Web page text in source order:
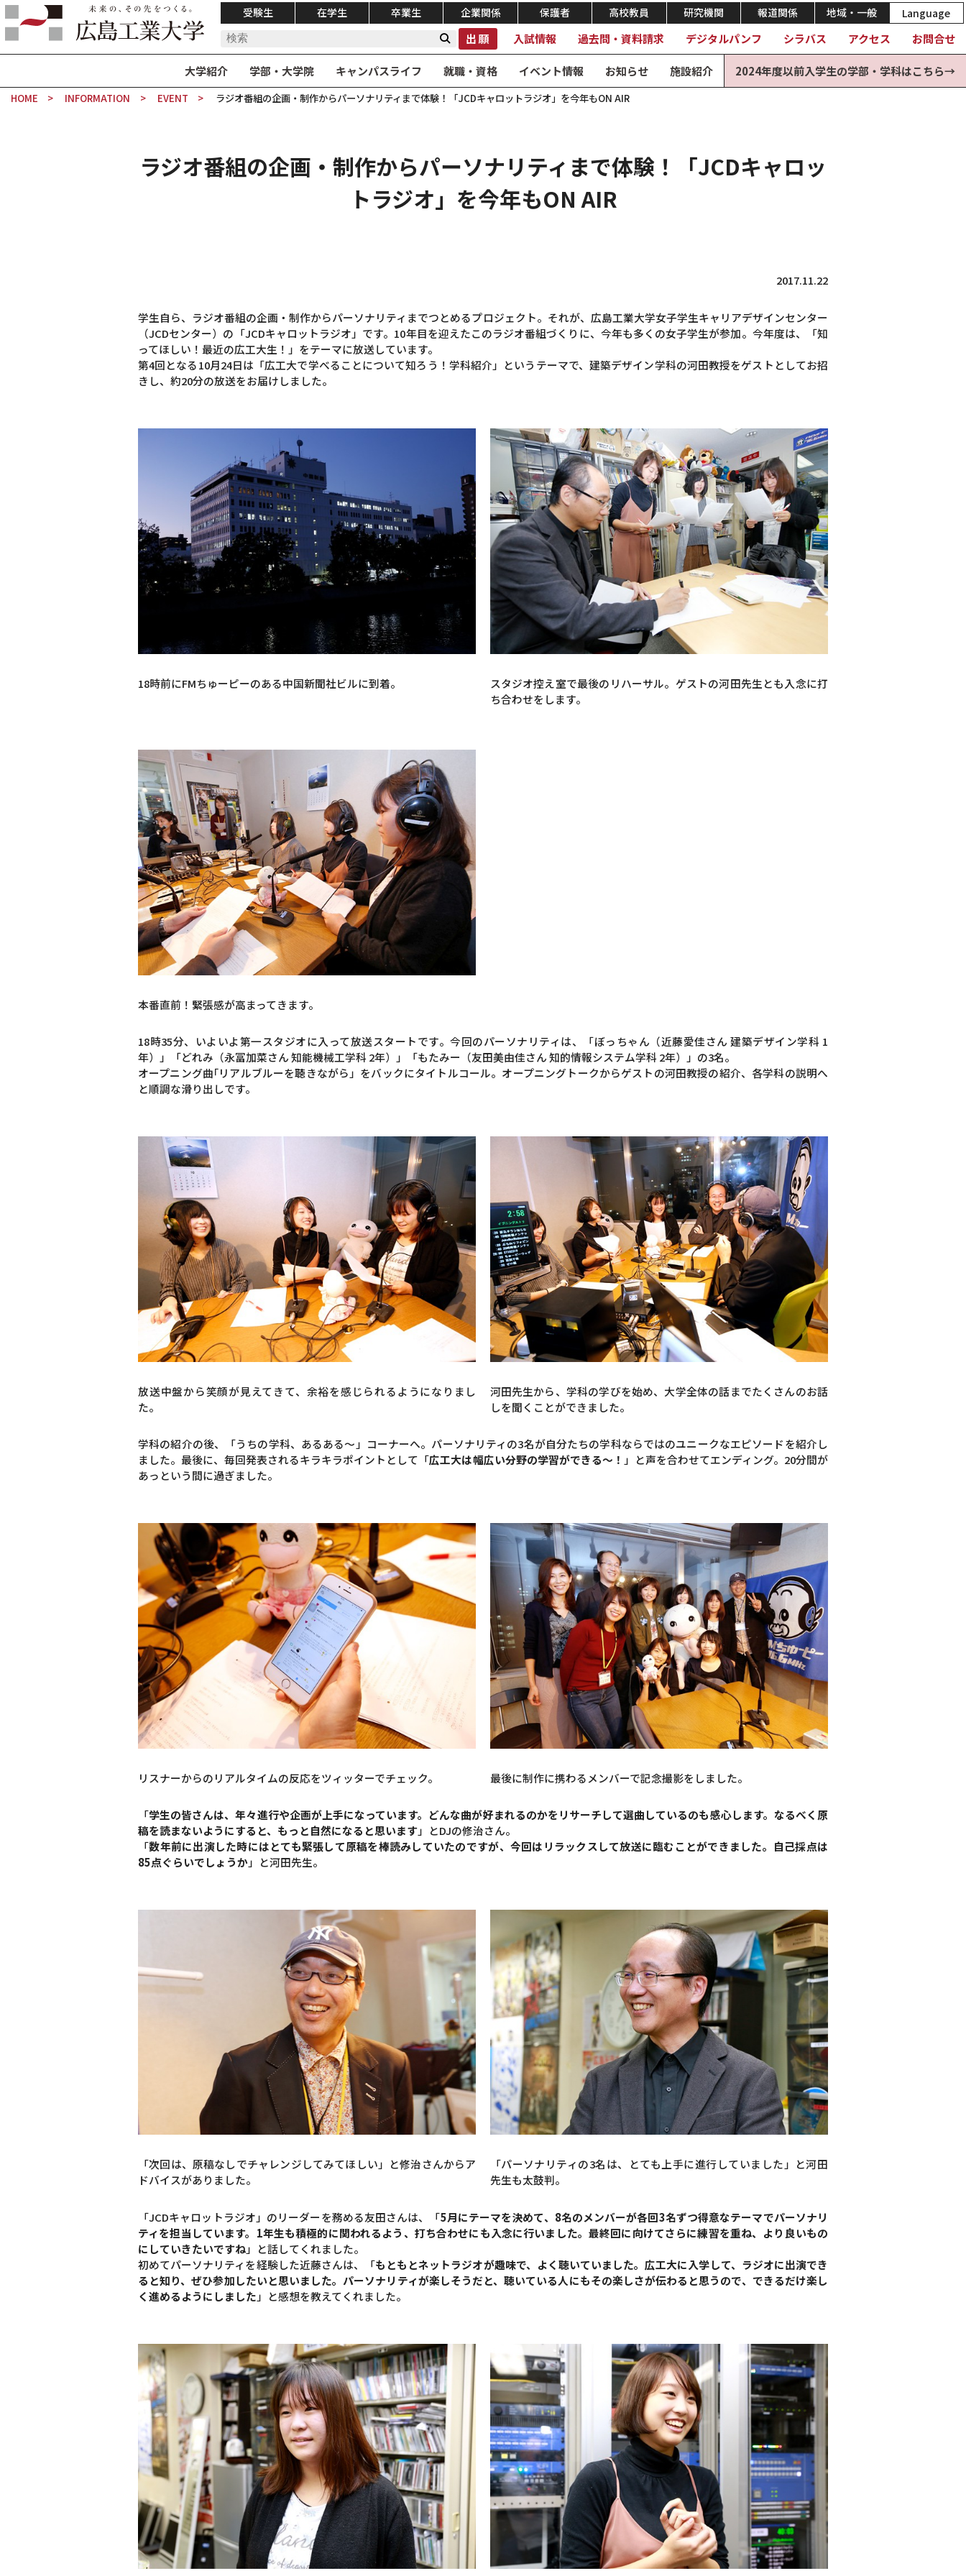
受験生 在学生 卒業生 企業関係 保護者 高校教員 研究機関 報道関係 地域・一般 Language
出願 入試情報 過去問・資料請求 デジタルパンフ シラバス アクセス お問合せ
大学紹介 学部・大学院 キャンパスライフ 就職・資格 イベント情報 お知らせ 施設紹介 2024年度以前入学生の学部・学科はこちら→
HOME INFORMATION EVENT ラジオ番組の企画・制作からパーソナリティまで体験！「JCDキャロットラジオ」を今年もON AIR
ラジオ番組の企画・制作からパーソナリティまで体験！「JCDキャロッ
トラジオ」を今年もON AIR
2017.11.22
学生自ら、ラジオ番組の企画・制作からパーソナリティまでつとめるプロジェクト。それが、広島工業大学女子学生キャリアデザインセンター
（JCDセンター）の「JCDキャロットラジオ」です。10年目を迎えたこのラジオ番組づくりに、今年も多くの女子学生が参加。今年度は、「知
ってほしい！最近の広工大生！」をテーマに放送しています。
第4回となる10月24日は「広工大で学べることについて知ろう！学科紹介」というテーマで、建築デザイン学科の河田教授をゲストとしてお招
きし、約20分の放送をお届けしました。
18時前にFMちゅーピーのある中国新聞社ビルに到着。
スタジオ控え室で最後のリハーサル。ゲストの河田先生とも入念に打
ち合わせをします。
本番直前！緊張感が高まってきます。
18時35分、いよいよ第一スタジオに入って放送スタートです。今回のパーソナリティは、「ぼっちゃん（近藤愛佳さん 建築デザイン学科 1
年）」「どれみ（永冨加菜さん 知能機械工学科 2年）」「もたみー（友田美由佳さん 知的情報システム学科 2年）」の3名。
オープニング曲｢リアルブルーを聴きながら」をバックにタイトルコール。オープニングトークからゲストの河田教授の紹介、各学科の説明へ
と順調な滑り出しです。
放送中盤から笑顔が見えてきて、余裕を感じられるようになりまし
た。
河田先生から、学科の学びを始め、大学全体の話までたくさんのお話
しを聞くことができました。
学科の紹介の後、「うちの学科、あるある～」コーナーへ。パーソナリティの3名が自分たちの学科ならではのユニークなエピソードを紹介し
ました。最後に、毎回発表されるキラキラポイントとして「広工大は幅広い分野の学習ができる～！ 」と声を合わせてエンディング。20分間が
あっという間に過ぎました。
リスナーからのリアルタイムの反応をツィッターでチェック。 最後に制作に携わるメンバーで記念撮影をしました。
「学生の皆さんは、年々進行や企画が上手になっています。どんな曲が好まれるのかをリサーチして選曲しているのも感心します。なるべく原
稿を読まないようにすると、もっと自然になると思います」とDJの修治さん。
「数年前に出演した時にはとても緊張して原稿を棒読みしていたのですが、今回はリラックスして放送に臨むことができました。自己採点は
85点ぐらいでしょうか」と河田先生。
「次回は、原稿なしでチャレンジしてみてほしい」と修治さんからア
ドバイスがありました。
「パーソナリティの3名は、とても上手に進行していました」と河田
先生も太鼓判。
「JCDキャロットラジオ」のリーダーを務める友田さんは、「5月にテーマを決めて、8名のメンバーが各回3名ずつ得意なテーマでパーソナリ
ティを担当しています。1年生も積極的に関われるよう、打ち合わせにも入念に行いました。最終回に向けてさらに練習を重ね、より良いもの
にしていきたいですね」と話してくれました。
初めてパーソナリティを経験した近藤さんは、「もともとネットラジオが趣味で、よく聴いていました。広工大に入学して、ラジオに出演でき
ると知り、ぜひ参加したいと思いました。パーソナリティが楽しそうだと、聴いている人にもその楽しさが伝わると思うので、できるだけ楽し
く進めるようにしました」と感想を教えてくれました。